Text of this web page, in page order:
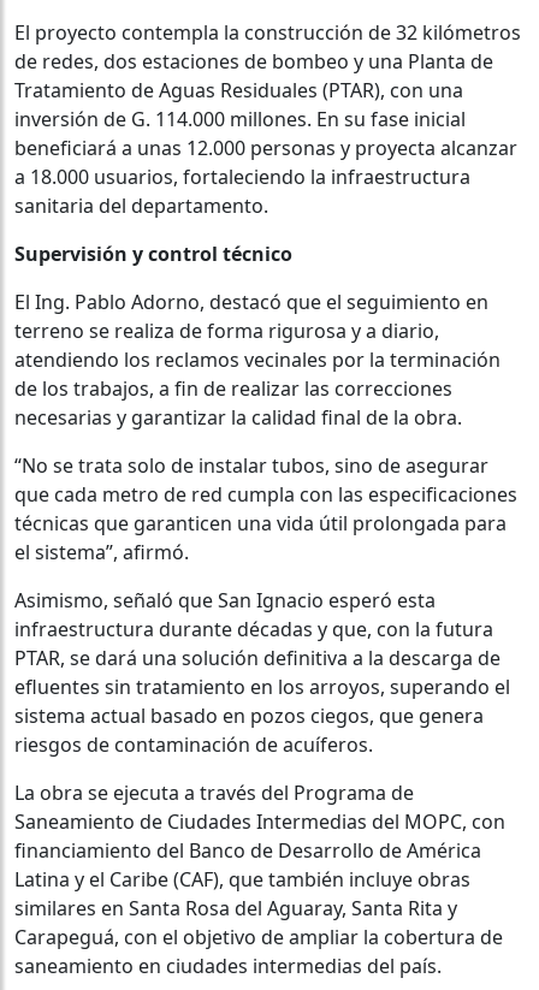
El proyecto contempla la construcción de 32 kilómetros
de redes, dos estaciones de bombeo y una Planta de
Tratamiento de Aguas Residuales (PTAR), con una
inversión de G. 114.000 millones. En su fase inicial
beneficiará a unas 12.000 personas y proyecta alcanzar
a 18.000 usuarios, fortaleciendo la infraestructura
sanitaria del departamento.
Supervisión y control técnico
El Ing. Pablo Adorno, destacó que el seguimiento en
terreno se realiza de forma rigurosa y a diario,
atendiendo los reclamos vecinales por la terminación
de los trabajos, a fin de realizar las correcciones
necesarias y garantizar la calidad final de la obra.
“No se trata solo de instalar tubos, sino de asegurar
que cada metro de red cumpla con las especificaciones
técnicas que garanticen una vida útil prolongada para
el sistema”, afirmó.
Asimismo, señaló que San Ignacio esperó esta
infraestructura durante décadas y que, con la futura
PTAR, se dará una solución definitiva a la descarga de
efluentes sin tratamiento en los arroyos, superando el
sistema actual basado en pozos ciegos, que genera
riesgos de contaminación de acuíferos.
La obra se ejecuta a través del Programa de
Saneamiento de Ciudades Intermedias del MOPC, con
financiamiento del Banco de Desarrollo de América
Latina y el Caribe (CAF), que también incluye obras
similares en Santa Rosa del Aguaray, Santa Rita y
Carapeguá, con el objetivo de ampliar la cobertura de
saneamiento en ciudades intermedias del país.